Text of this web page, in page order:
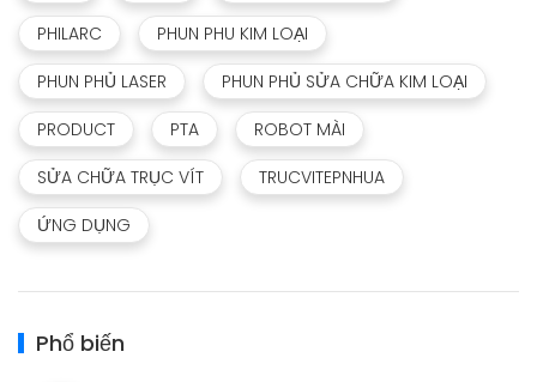
PHILARC
PHUN PHU KIM LOẠI
PHUN PHỦ LASER
PHUN PHỦ SỬA CHỮA KIM LOẠI
PRODUCT
PTA
ROBOT MÀI
SỬA CHỮA TRỤC VÍT
TRUCVITEPNHUA
ỨNG DỤNG
Phổ biến